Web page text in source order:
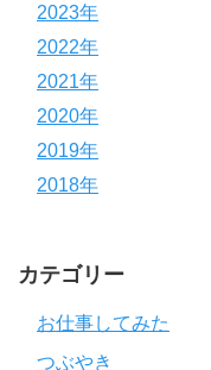
2023年
2022年
2021年
2020年
2019年
2018年
カテゴリー
お仕事してみた
つぶやき